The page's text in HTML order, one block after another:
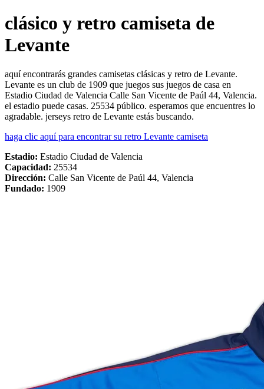
clásico y retro camiseta de
Levante
aquí encontrarás grandes camisetas clásicas y retro de Levante.
Levante es un club de 1909 que juegos sus juegos de casa en
Estadio Ciudad de Valencia Calle San Vicente de Paúl 44, Valencia.
el estadio puede casas. 25534 público. esperamos que encuentres lo
agradable. jerseys retro de Levante estás buscando.
haga clic aquí para encontrar su retro Levante camiseta
Estadio: Estadio Ciudad de Valencia
Capacidad: 25534
Dirección: Calle San Vicente de Paúl 44, Valencia
Fundado: 1909